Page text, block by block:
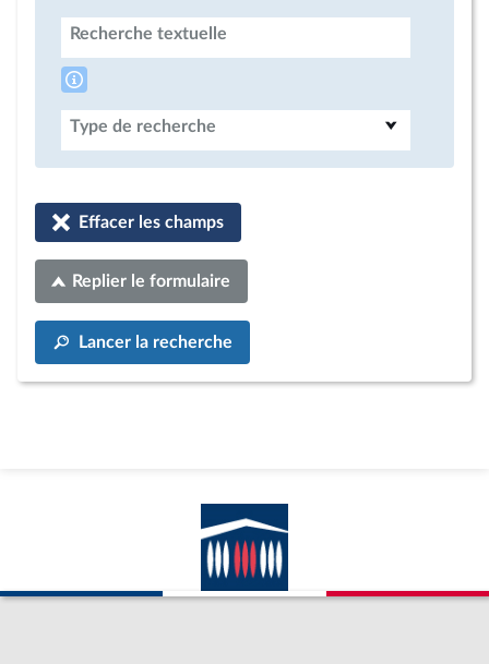
Recherche textuelle
Type de recherche
Effacer les champs
Replier le formulaire
Lancer la recherche